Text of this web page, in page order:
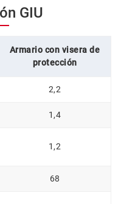
GIU
Armario con visera de
protección
2,2
1,4
1,2
68